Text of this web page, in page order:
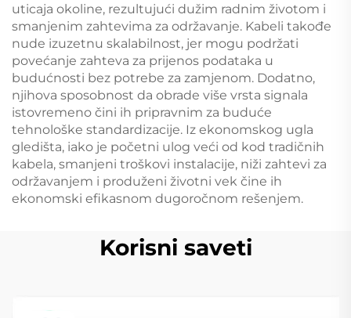
uticaja okoline, rezultujući dužim radnim životom i
smanjenim zahtevima za održavanje. Kabeli takođe
nude izuzetnu skalabilnost, jer mogu podržati
povećanje zahteva za prijenos podataka u
budućnosti bez potrebe za zamjenom. Dodatno,
njihova sposobnost da obrade više vrsta signala
istovremeno čini ih pripravnim za buduće
tehnološke standardizacije. Iz ekonomskog ugla
gledišta, iako je početni ulog veći od kod tradičnih
kabela, smanjeni troškovi instalacije, niži zahtevi za
održavanjem i produženi životni vek čine ih
ekonomski efikasnom dugoročnom rešenjem.
Korisni saveti